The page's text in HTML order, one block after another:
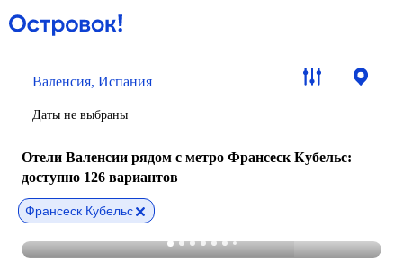
Валенсия, Испания
Даты не выбраны
Отели Валенсии рядом с метро Франсеск Кубельс:
доступно 126 вариантов
Франсеск Кубельс